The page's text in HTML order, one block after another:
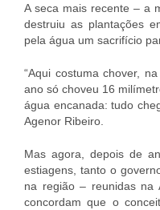
A seca mais recente – a
destruiu as plantações
pela água um sacrifício
“Aqui costuma chover,
ano só choveu 16
água encanada: tudo
Agenor Ribeiro.
Mas agora, depois de
estiagens, tanto o
na região – reunidas na
concordam que o